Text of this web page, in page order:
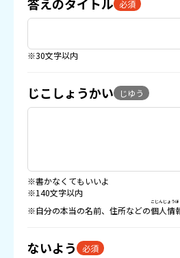
答えのタイトル 必須
※30文字以内
じこしょうかい じゆう
※書かなくてもいいよ
※140文字以内
※自分の本当の名前、住所などの個人情
こじんじょうほ
ないよう 必須